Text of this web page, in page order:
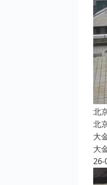
北
北
大
大
26-